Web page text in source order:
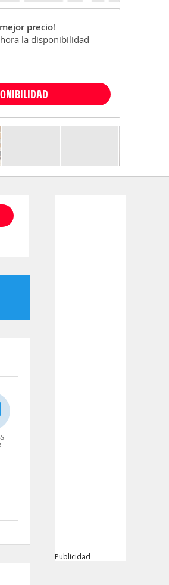
mejor precio!
la disponibilidad
Publicidad